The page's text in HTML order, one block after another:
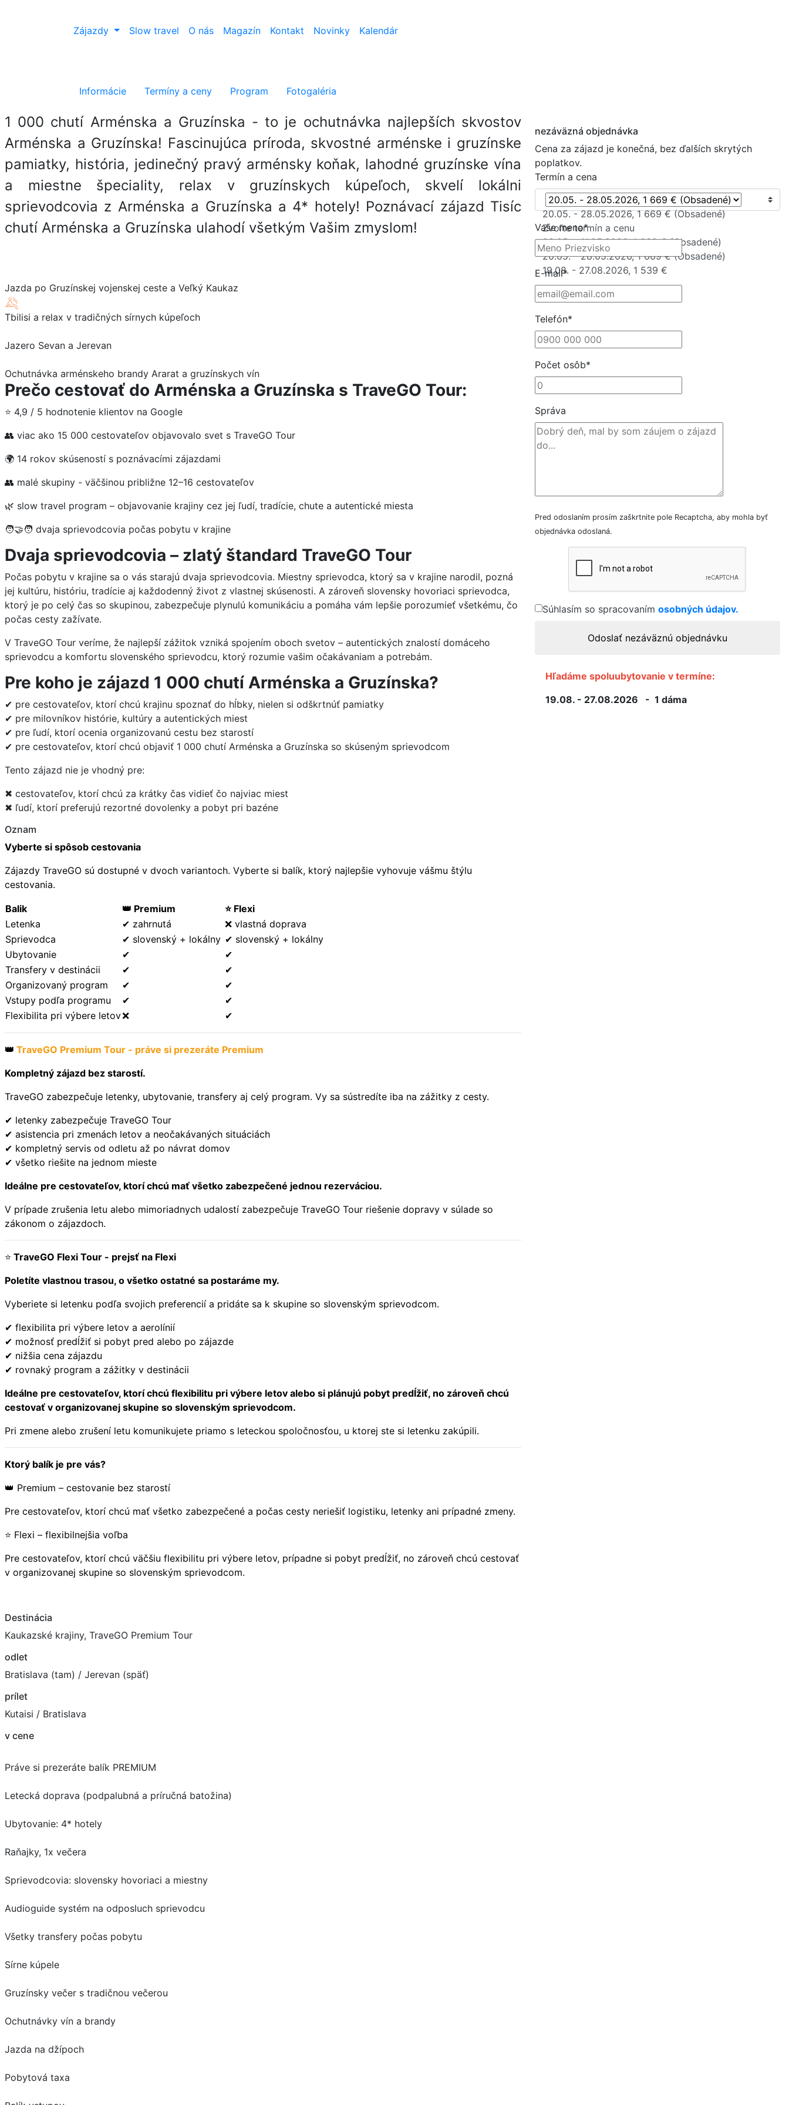
Zájazdy Slow travel O nás Magazín Kontakt Novinky Kalendár
Informácie Termíny a ceny Program Fotogaléria
1 000 chutí Arménska a Gruzínska - to je ochutnávka najlepších skvostov
Arménska a Gruzínska! Fascinujúca príroda, skvostné arménske i gruzínske
pamiatky, história, jedinečný pravý arménsky koňak, lahodné gruzínske vína
a miestne špeciality, relax v gruzínskych kúpeľoch, skvelí lokálni
sprievodcovia z Arménska a Gruzínska a 4* hotely! Poznávací zájazd Tisíc
chutí Arménska a Gruzínska ulahodí všetkým Vašim zmyslom!
Jazda po Gruzínskej vojenskej ceste a Veľký Kaukaz
Tbilisi a relax v tradičných sírnych kúpeľoch
Jazero Sevan a Jerevan
Ochutnávka arménskeho brandy Ararat a gruzínskych vín
Prečo cestovať do Arménska a Gruzínska s TraveGO Tour:
⭐ 4,9 / 5 hodnotenie klientov na Google
👥 viac ako 15 000 cestovateľov objavovalo svet s TraveGO Tour
🌍 14 rokov skúseností s poznávacími zájazdami
👥 malé skupiny - väčšinou približne 12–16 cestovateľov
🌿 slow travel program – objavovanie krajiny cez jej ľudí, tradície, chute a autentické miesta
🧑‍🤝‍🧑 dvaja sprievodcovia počas pobytu v krajine
Dvaja sprievodcovia – zlatý štandard TraveGO Tour
Počas pobytu v krajine sa o vás starajú dvaja sprievodcovia. Miestny sprievodca, ktorý sa v krajine narodil, pozná
jej kultúru, históriu, tradície aj každodenný život z vlastnej skúsenosti. A zároveň slovensky hovoriaci sprievodca,
ktorý je po celý čas so skupinou, zabezpečuje plynulú komunikáciu a pomáha vám lepšie porozumieť všetkému, čo
počas cesty zažívate.
V TraveGO Tour veríme, že najlepší zážitok vzniká spojením oboch svetov – autentických znalostí domáceho
sprievodcu a komfortu slovenského sprievodcu, ktorý rozumie vašim očakávaniam a potrebám.
Pre koho je zájazd 1 000 chutí Arménska a Gruzínska?
✔ pre cestovateľov, ktorí chcú krajinu spoznať do hĺbky, nielen si odškrtnúť pamiatky
✔ pre milovníkov histórie, kultúry a autentických miest
✔ pre ľudí, ktorí ocenia organizovanú cestu bez starostí
✔ pre cestovateľov, ktorí chcú objaviť 1 000 chutí Arménska a Gruzínska so skúseným sprievodcom
Tento zájazd nie je vhodný pre:
✖ cestovateľov, ktorí chcú za krátky čas vidieť čo najviac miest
✖ ľudí, ktorí preferujú rezortné dovolenky a pobyt pri bazéne
Oznam
Vyberte si spôsob cestovania
Zájazdy TraveGO sú dostupné v dvoch variantoch. Vyberte si balík, ktorý najlepšie vyhovuje vášmu štýlu
cestovania.
Balik 👑 Premium
⭐ Flexi
Letenka
✔ zahrnutá
❌ vlastná doprava
Sprievodca
✔ slovenský + lokálny ✔ slovenský + lokálny
Ubytovanie
✔
✔
Transfery v destinácii
✔
✔
Organizovaný program
✔
✔
Vstupy podľa programu
✔
✔
Flexibilita pri výbere letov❌ ✔
👑 TraveGO Premium Tour - práve si prezeráte Premium
Kompletný zájazd bez starostí.
TraveGO zabezpečuje letenky, ubytovanie, transfery aj celý program. Vy sa sústredíte iba na zážitky z cesty.
✔ letenky zabezpečuje TraveGO Tour
✔ asistencia pri zmenách letov a neočakávaných situáciách
✔ kompletný servis od odletu až po návrat domov
✔ všetko riešite na jednom mieste
Ideálne pre cestovateľov, ktorí chcú mať všetko zabezpečené jednou rezerváciou.
V prípade zrušenia letu alebo mimoriadnych udalostí zabezpečuje TraveGO Tour riešenie dopravy v súlade so
zákonom o zájazdoch.
⭐ TraveGO Flexi Tour - prejsť na Flexi
Poletíte vlastnou trasou, o všetko ostatné sa postaráme my.
Vyberiete si letenku podľa svojich preferencií a pridáte sa k skupine so slovenským sprievodcom.
✔ flexibilita pri výbere letov a aerolínií
✔ možnosť predĺžiť si pobyt pred alebo po zájazde
✔ nižšia cena zájazdu
✔ rovnaký program a zážitky v destinácii
Ideálne pre cestovateľov, ktorí chcú flexibilitu pri výbere letov alebo si plánujú pobyt predĺžiť, no zároveň chcú
cestovať v organizovanej skupine so slovenským sprievodcom.
Pri zmene alebo zrušení letu komunikujete priamo s leteckou spoločnosťou, u ktorej ste si letenku zakúpili.
Ktorý balík je pre vás?
👑 Premium – cestovanie bez starostí
Pre cestovateľov, ktorí chcú mať všetko zabezpečené a počas cesty neriešiť logistiku, letenky ani prípadné zmeny.
⭐ Flexi – flexibilnejšia voľba
Pre cestovateľov, ktorí chcú väčšiu flexibilitu pri výbere letov, prípadne si pobyt predĺžiť, no zároveň chcú cestovať
v organizovanej skupine so slovenským sprievodcom.
Destinácia
Kaukazské krajiny, TraveGO Premium Tour
odlet
Bratislava (tam) / Jerevan (späť)
prílet
Kutaisi / Bratislava
v cene
Práve si prezeráte balík PREMIUM
Letecká doprava (podpalubná a príručná batožina)
Ubytovanie: 4* hotely
Raňajky, 1x večera
Sprievodcovia: slovensky hovoriaci a miestny
Audioguide systém na odposluch sprievodcu
Všetky transfery počas pobytu
Sírne kúpele
Gruzínsky večer s tradičnou večerou
Ochutnávky vín a brandy
Jazda na džípoch
Pobytová taxa
nezáväzná objednávka
Cena za zájazd je konečná, bez ďalších skrytých
poplatkov.
Termín a cena
20.05. - 28.05.2026, 1 669 € (Obsadené)
Zvoľte termín a cenu
03.05. - 11.05.2026, 1 669 € (Obsadené)
20.05. - 28.05.2026, 1 669 € (Obsadené)
19.08. - 27.08.2026, 1 539 €
Vaše meno*
E-mail*
Telefón*
Počet osôb*
Správa
Pred odoslaním prosím zaškrtnite pole Recaptcha, aby mohla byť
objednávka odoslaná.
Súhlasím so spracovaním osobných údajov.
Odoslať nezáväznú objednávku
Hľadáme spoluubytovanie v termíne:
19.08. - 27.08.2026 - 1 dáma